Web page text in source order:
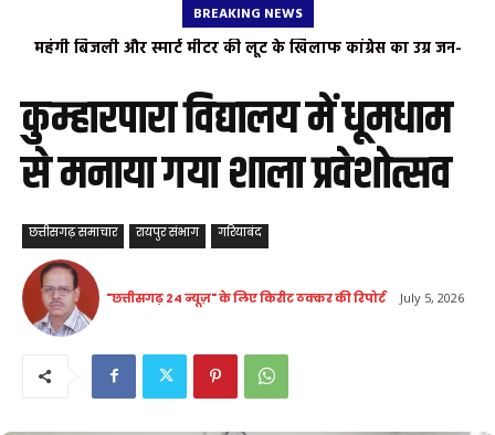
BREAKING NEWS
मुख्यमंत्री लोक कलाकार प्रोत्साहन योजना-2026 का सांस्कृतिक प्रकोष्ठ
कुम्हारपारा विद्यालय में धूमधाम
से मनाया गया शाला प्रवेशोत्सव
छत्तीसगढ़ समाचार रायपुर संभाग गरियाबंद
"छत्तीसगढ़ 24 न्यूज़" के लिए किरीट ठक्कर की रिपोर्ट July 5, 2026